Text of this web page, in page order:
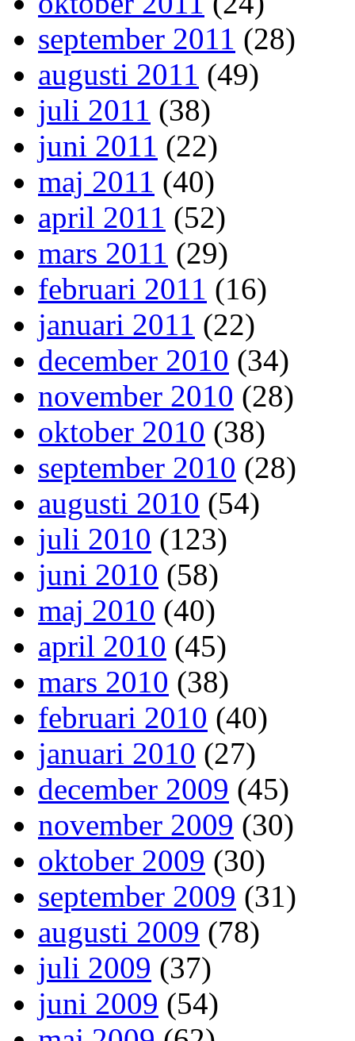
september 2011 (28)
augusti 2011 (49)
juli 2011 (38)
juni 2011 (22)
maj 2011 (40)
april 2011 (52)
mars 2011 (29)
februari 2011 (16)
januari 2011 (22)
december 2010 (34)
november 2010 (28)
oktober 2010 (38)
september 2010 (28)
augusti 2010 (54)
juli 2010 (123)
juni 2010 (58)
maj 2010 (40)
april 2010 (45)
mars 2010 (38)
februari 2010 (40)
januari 2010 (27)
december 2009 (45)
november 2009 (30)
oktober 2009 (30)
september 2009 (31)
augusti 2009 (78)
juli 2009 (37)
juni 2009 (54)